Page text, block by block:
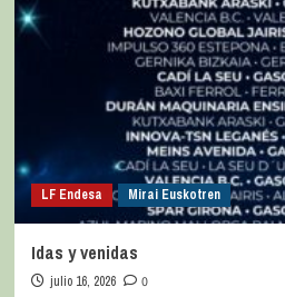
LF Endesa Mirai Euskotren
Idas y venidas
julio 16, 2026 0